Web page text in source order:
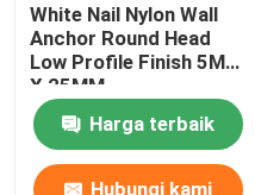
White Nail Nylon Wall
Anchor Round Head
Low Profile Finish 5MM
X 25MM
Harga terbaik
Hubungi kami